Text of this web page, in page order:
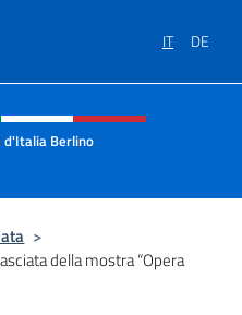
IT DE
e menù
d'Italia Berlino
>
della mostra “Opera